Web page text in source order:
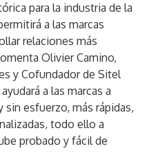
para la industria de la
a las marcas
relaciones más
Olivier Camino,
y Cofundador de Sitel
a las marcas a
esfuerzo, más rápidas,
todo ello a
probado y fácil de